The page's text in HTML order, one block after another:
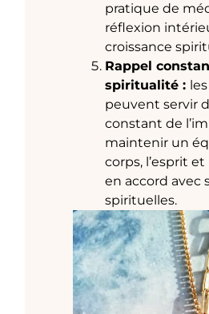
pratique de
réflexion
croissance
Rappel
spiritualité :
peuvent servir
constant de
maintenir un
corps, l’esprit
en accord avec
spirituelles.